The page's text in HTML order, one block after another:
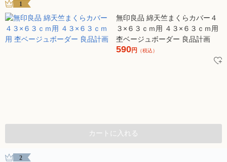
1
無印良品 綿天竺まくらカバー４
３×６３ｃｍ用 ４３×６３ｃｍ用
杢ベージュボーダー 良品計画
590円 （税込）
カートに入れる
2